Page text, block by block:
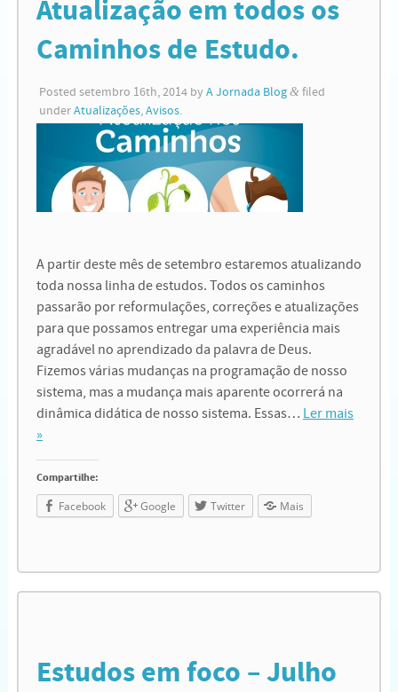
Atualização em todos os
Caminhos de Estudo.
Posted setembro 16th, 2014by A Jornada Blog &filed
underAtualizações,Avisos.
A partir deste mês de setembro estaremos atualizando
toda nossa linha de estudos. Todos os caminhos
passarão por reformulações, correções e atualizações
para que possamos entregar uma experiência mais
agradável no aprendizado da palavra de Deus.
Fizemos várias mudanças na programação de nosso
sistema, mas a mudança mais aparente ocorrerá na
dinâmica didática de nosso sistema. Essas… Ler mais
»
Compartilhe:
Facebook Google Twitter Mais
Estudos em foco – Julho